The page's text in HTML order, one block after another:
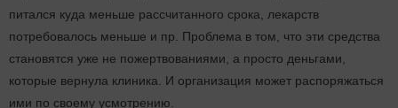
питался куда меньше рассчитанного срока, лекарств
потребовалось меньше и пр. Проблема в том, что эти средства
становятся уже не пожертвованиями, а просто деньгами,
которые вернула клиника. И организация может распоряжаться
ими по своему усмотрению.